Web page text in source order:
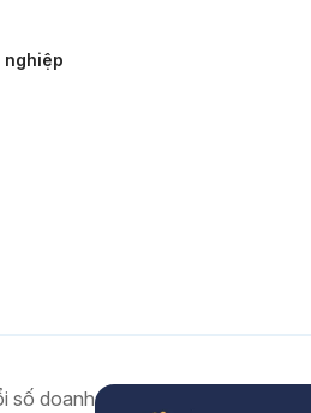
Tại Việt Nam.
Xem thêm
nghiệp
số doanh